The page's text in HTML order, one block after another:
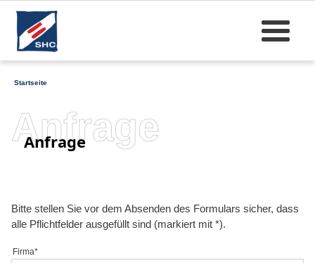
Startseite
Anfrage
Anfrage
Bitte stellen Sie vor dem Absenden des Formulars sicher, dass
alle Pflichtfelder ausgefüllt sind (markiert mit *).
Firma*